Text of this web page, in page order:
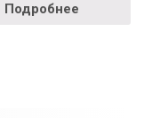
Подробнее